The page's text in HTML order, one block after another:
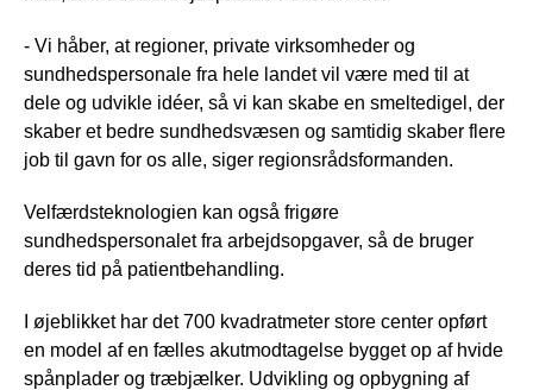
- Vi håber, at regioner, private virksomheder og
sundhedspersonale fra hele landet vil være med til at
dele og udvikle idéer, så vi kan skabe en smeltedigel, der
skaber et bedre sundhedsvæsen og samtidig skaber flere
job til gavn for os alle, siger regionsrådsformanden.
Velfærdsteknologien kan også frigøre
sundhedspersonalet fra arbejdsopgaver, så de bruger
deres tid på patientbehandling.
I øjeblikket har det 700 kvadratmeter store center opført
en model af en fælles akutmodtagelse bygget op af hvide
spånplader og træbjælker. Udvikling og opbygning af